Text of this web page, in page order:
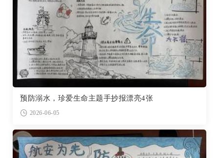
预防溺水，珍爱生命主题手抄报漂亮4张
2026-06-05